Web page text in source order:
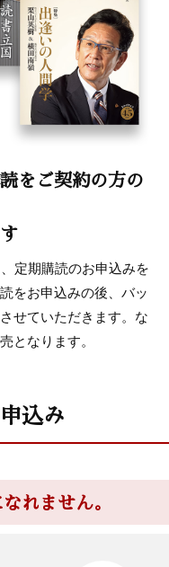
をご契約の方の
定期購読のお申込みを
をお申込みの後、バッ
せていただきます。な
となります。
込み
れません。